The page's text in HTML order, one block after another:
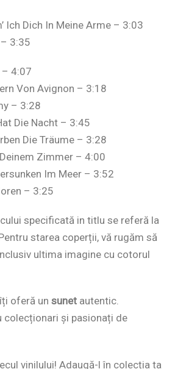
Ich Dich In Meine Arme – 3:03
3:35
– 4:07
Von Avignon – 3:18
– 3:28
Die Nacht – 3:45
Die Träume – 3:28
Zimmer – 4:00
Im Meer – 3:52
– 3:25
specificată in titlu se referă la
starea coperții, vă rugăm să
ultima imagine cu cotorul
oferă un sunet autentic.
colecționari și pasionați de
vinilului! Adaugă-l în colecția ta